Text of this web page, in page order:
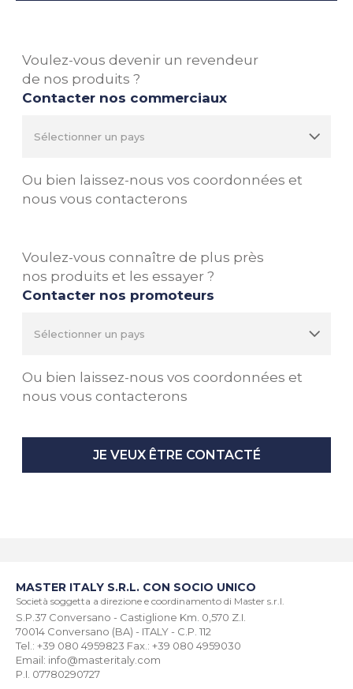
Voulez-vous devenir un revendeur
de nos produits ?
Contacter nos commerciaux
Ou bien laissez-nous vos coordonnées et
nous vous contacterons
Voulez-vous connaître de plus près
nos produits et les essayer ?
Contacter nos promoteurs
Ou bien laissez-nous vos coordonnées et
nous vous contacterons
JE VEUX ÊTRE CONTACTÉ
MASTER ITALY S.R.L. CON SOCIO UNICO
Società soggetta a direzione e coordinamento di Master s.r.l.
S.P.37 Conversano - Castiglione Km. 0,570 Z.I.
70014 Conversano (BA) - ITALY - C.P. 112
Tel.: +39 080 4959823 Fax.: +39 080 4959030
Email: info@masteritaly.com
P.I. 07780290727